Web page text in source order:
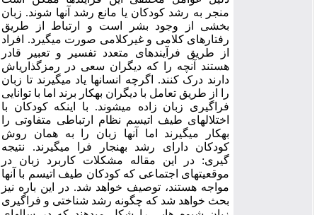
منجر به رشد کودکان یا مانع رشد آن­ها شوند. زبان
بخشی از وجود بشر است و ارتباط از طریق
رفتارهای کلامی و غیرکلامی صورت می­گیرد. افراد
از طریق فرآیندهای متعدد تفسیر و تعبیر قادر
هستند آنچه را که دیگران سعی در رمزگذاری­اش
دارند درک کنند. اگرچه انسان­ها یاد می­گیرند تا زبان
را از طریق تعامل با دیگران به­کار برند اما با توانایی
فراگیری زبان زاده می­شوند. با این­که کودکان با
اختلال­های طیف اتیسم نظام ارتباطی متفاوتی را
به­کار می­گیرند اما آن­ها زبان را به همان روش
کودکان دارای رشد بهنجار فرا می­گیرند. نتیجه
گیری: در این مقاله مشکلات کاربرد زبان در
موقعیت­های اجتماعی­ که کودکان طیف اتیسم با آن­ها
مواجه هستند، توصیف خواهد شد. در این باره نیز
بحث خواهد شد که چگونه رشد شناختی و فراگیری